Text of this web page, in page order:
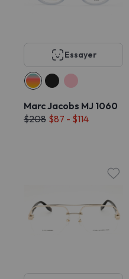
Essayer
Marc Jacobs MJ 1060
$208 $87 - $114